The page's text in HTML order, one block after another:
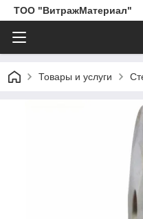
ТОО "ВитражМатериал"
Товары и услуги